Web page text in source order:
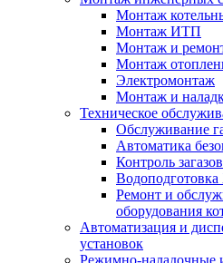
Монтаж
Монтаж ИТП
Монтаж и
Монтаж
Электромонтаж
Монтаж и
Техническое
Обслуживание
Автоматика
Контроль
Ремонт и
оборудования
Автоматизация и
установок
Режимно-наладочные